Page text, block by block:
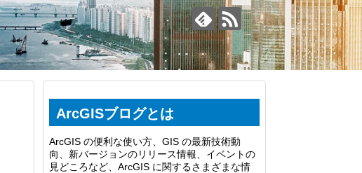
ArcGISブログとは
ArcGIS の便利な使い方、GIS の最新技術動
向、新バージョンのリリース情報、イベントの
見どころなど、ArcGIS に関するさまざまな情